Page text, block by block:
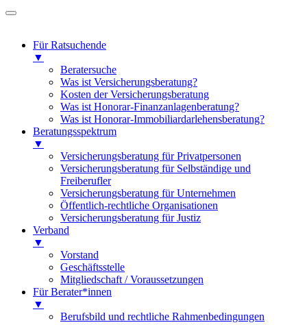
Für Ratsuchende
▼
Beratersuche
Was ist Versicherungsberatung?
Kosten der Versicherungsberatung
Was ist Honorar-Finanzanlagenberatung?
Was ist Honorar-Immobiliardarlehensberatung?
Beratungsspektrum
▼
Versicherungsberatung für Privatpersonen
Versicherungsberatung für Selbständige und
Freiberufler
Versicherungsberatung für Unternehmen
Öffentlich-rechtliche Organisationen
Versicherungsberatung für Justiz
Verband
▼
Vorstand
Geschäftsstelle
Mitgliedschaft / Voraussetzungen
Für Berater*innen
▼
Berufsbild und rechtliche Rahmenbedingungen